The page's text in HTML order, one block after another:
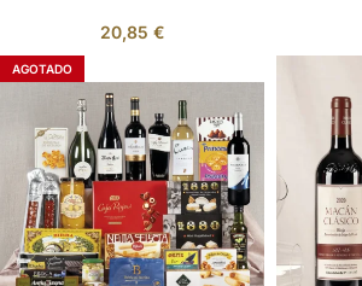
20,85 €
AGOTADO